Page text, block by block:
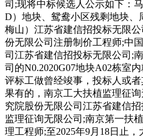
司;现将中标候选人公示如下：
D）地块、鸳鸯小区残剩地块、
梅山）江苏省建信招投标无限
份无限公司注册制价工程师;中
司江苏省建信招投标无限公司;
司的N0.2020G07地块A02栋室
评标工做曾经竣事，投标人或
果有的，南京工大扶植监理征
究院股份无限公司江苏省建信
监理征询无限公司;南京第一扶
理工程师;至2025年9月18日止